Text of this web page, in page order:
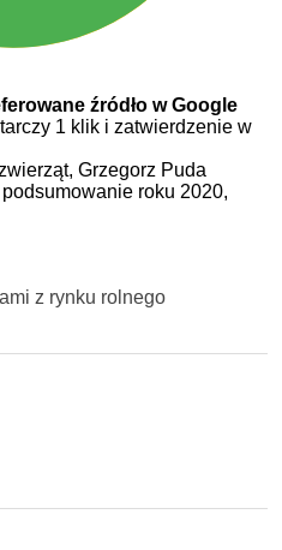
źródło w Google
1 klik i zatwierdzenie w
Grzegorz Puda
podsumowanie roku 2020,
z rynku rolnego